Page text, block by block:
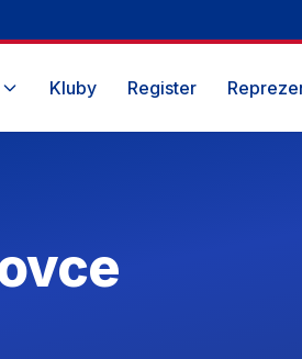
Kluby Register